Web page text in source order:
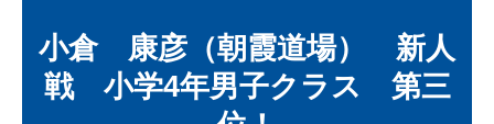
小倉 康彦（朝霞道場） 新人
戦 小学4年男子クラス 第三